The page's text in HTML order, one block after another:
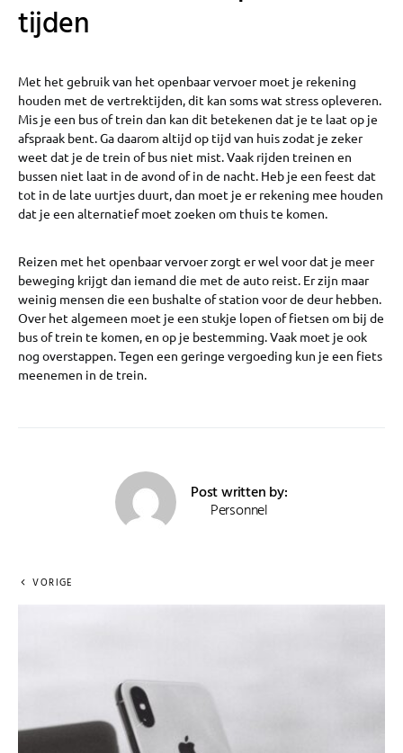
tijden
Met het gebruik van het openbaar vervoer moet je rekening
houden met de vertrektijden, dit kan soms wat stress opleveren.
Mis je een bus of trein dan kan dit betekenen dat je te laat op je
afspraak bent. Ga daarom altijd op tijd van huis zodat je zeker
weet dat je de trein of bus niet mist. Vaak rijden treinen en
bussen niet laat in de avond of in de nacht. Heb je een feest dat
tot in de late uurtjes duurt, dan moet je er rekening mee houden
dat je een alternatief moet zoeken om thuis te komen.
Reizen met het openbaar vervoer zorgt er wel voor dat je meer
beweging krijgt dan iemand die met de auto reist. Er zijn maar
weinig mensen die een bushalte of station voor de deur hebben.
Over het algemeen moet je een stukje lopen of fietsen om bij de
bus of trein te komen, en op je bestemming. Vaak moet je ook
nog overstappen. Tegen een geringe vergoeding kun je een fiets
meenemen in de trein.
Post written by:
Personnel
VORIGE